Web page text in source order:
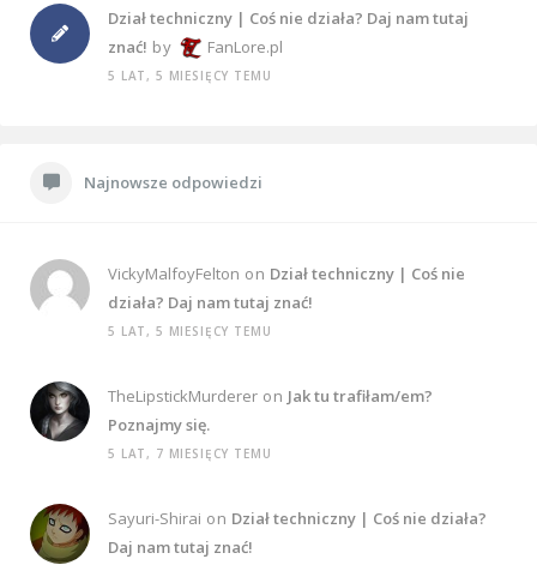
Dział techniczny | Coś nie działa? Daj nam tutaj
znać! by FanLore.pl
5 LAT, 5 MIESIĘCY TEMU
Najnowsze odpowiedzi
VickyMalfoyFelton on Dział techniczny | Coś nie
działa? Daj nam tutaj znać!
5 LAT, 5 MIESIĘCY TEMU
TheLipstickMurderer on Jak tu trafiłam/em?
Poznajmy się.
5 LAT, 7 MIESIĘCY TEMU
Sayuri-Shirai on Dział techniczny | Coś nie działa?
Daj nam tutaj znać!